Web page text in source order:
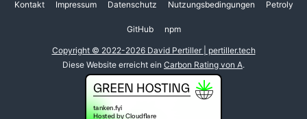
Kontakt Impressum Datenschutz Nutzungsbedingungen Petroly
GitHub npm
Copyright © 2022-2026 David Pertiller | pertiller.tech
Diese Website erreicht ein Carbon Rating von A.